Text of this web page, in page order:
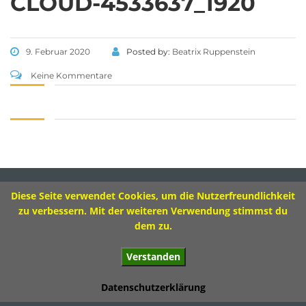
9. Februar 2020 Posted by: Beatrix Ruppenstein
Keine Kommentare
Tel 09571 – 2082
Sekretariat
Montag 8.00 – 12.00 Uhr
Mittwoch 8.00 – 11.30 Uhr
Impressum
© 2017 Ivo-Hennemann-Grundschule Bad Staffelstein
Diese Seite verwendet Cookies, um die Nutzerfreundlichkeit
zu verbessern. Mit der weiteren Verwendung stimmst du
dem zu.
Verstanden
Datenschutzerklärung